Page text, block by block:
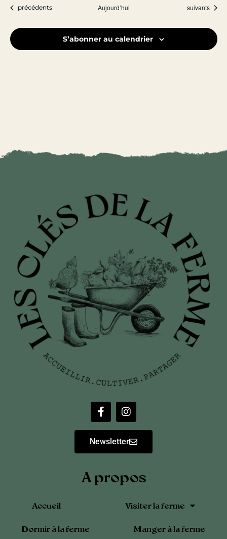
Évènements
précédents Aujourd’hui Évènements
suivants
S’abonner au calendrier
Newsletter
A propos
Accueil Visiter la ferme
Dormir à la ferme Manger à la ferme